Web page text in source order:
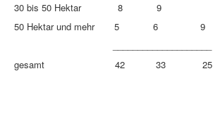
30 bis 50 Hektar 8 9
50 Hektar und mehr 5 6 9
gesamt 42 33 25